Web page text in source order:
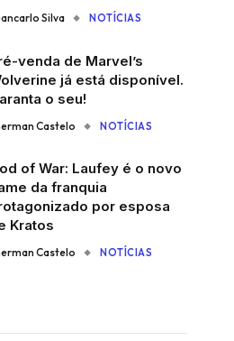
Silva NOTÍCIAS
venda de Marvel’s
já está disponível.
o seu!
Castelo NOTÍCIAS
of War: Laufey é o novo
da franquia
por esposa
Kratos
Castelo NOTÍCIAS